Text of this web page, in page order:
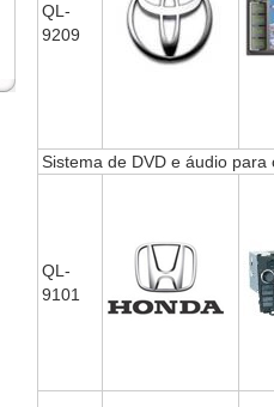
QL-
9209
Sistema de DVD e áudio para
QL-
9101